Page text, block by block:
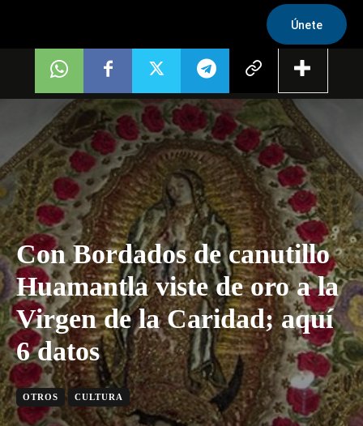
Únete
Con Bordados de canutillo
Huamantla viste de oro a la
Virgen de la Caridad; aquí
6 datos
OTROS CULTURA